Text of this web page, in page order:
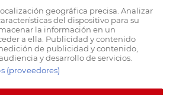
geográfica precisa. Analizar
del dispositivo para su
la información en un
a ella. Publicidad y contenido
de publicidad y contenido,
y desarrollo de servicios.
(proveedores)